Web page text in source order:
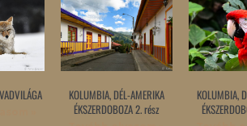
KOLUMBIA, DÉL-AMERIKA
ÉKSZERDOBOZA 2. rész
KOLUMBIA,